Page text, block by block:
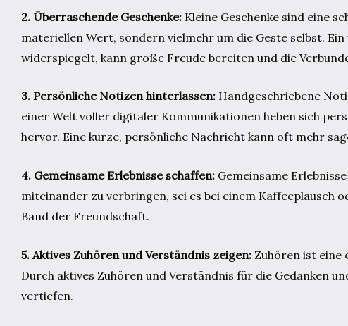
2. Überraschende Geschenke: Kleine Geschenke sind eine
materiellen Wert, sondern vielmehr um die Geste selbst.
widerspiegelt, kann große Freude bereiten und die
3. Persönliche Notizen hinterlassen: Handgeschriebene
einer Welt voller digitaler Kommunikationen heben sich
hervor. Eine kurze, persönliche Nachricht kann oft mehr
4. Gemeinsame Erlebnisse schaffen: Gemeinsame
miteinander zu verbringen, sei es bei einem Kaffeeplausch
Band der Freundschaft.
5. Aktives Zuhören und Verständnis zeigen: Zuhören ist eine
Durch aktives Zuhören und Verständnis für die Gedanken
vertiefen.